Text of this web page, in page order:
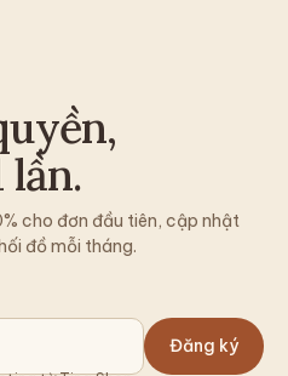
lần.
cho đơn đầu tiên, cập nhật
đồ mỗi tháng.
Đăng ký